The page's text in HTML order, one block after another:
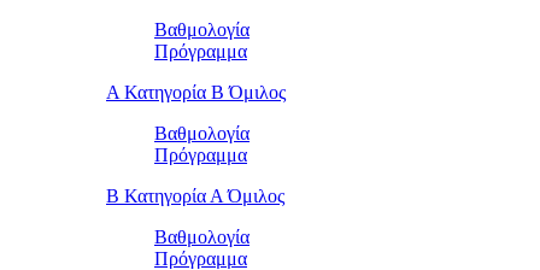
Βαθμολογία
Πρόγραμμα
Α Κατηγορία Β Όμιλος
Βαθμολογία
Πρόγραμμα
Β Κατηγορία Α Όμιλος
Βαθμολογία
Πρόγραμμα